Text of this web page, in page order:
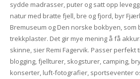
sydde madrasser, puter og satt opp
natur med bratte fjell, bre og fjord, byr
Bremuseum og Den norske bokbyen, som
trekkplaster. Det gir mye mening å få
skinne, sier Remi Fagervik. Passer perfekt
blogging, fjellturer, skogsturer, camping,
konserter, luft-fotografier, sportseventer